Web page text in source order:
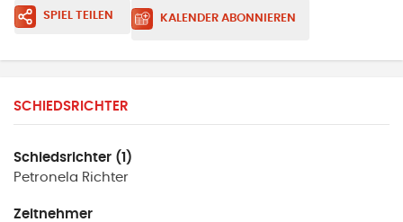
SPIEL TEILEN KALENDER ABONNIEREN
SCHIEDSRICHTER
Schiedsrichter (1)
Petronela Richter
Zeitnehmer